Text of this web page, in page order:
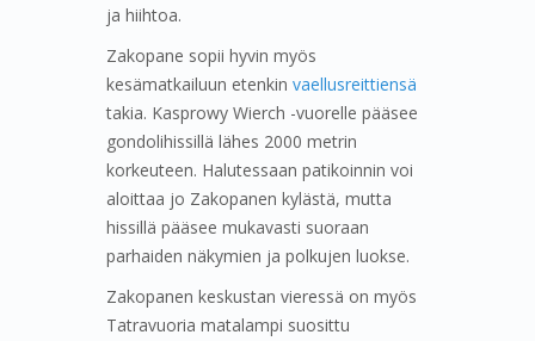
ja hiihtoa.
Zakopane sopii hyvin myös
kesämatkailuun etenkin vaellusreittiensä
takia. Kasprowy Wierch -vuorelle pääsee
gondolihissillä lähes 2000 metrin
korkeuteen. Halutessaan patikoinnin voi
aloittaa jo Zakopanen kylästä, mutta
hissillä pääsee mukavasti suoraan
parhaiden näkymien ja polkujen luokse.
Zakopanen keskustan vieressä on myös
Tatravuoria matalampi suosittu